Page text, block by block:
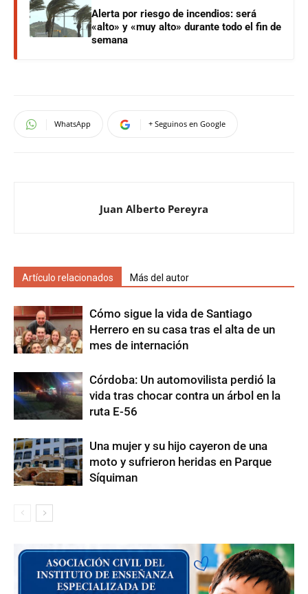
Alerta por riesgo de incendios: será
«alto» y «muy alto» durante todo el fin de
semana
WhatsApp + Seguinos en Google
Juan Alberto Pereyra
Artículo relacionados Más del autor
Cómo sigue la vida de Santiago
Herrero en su casa tras el alta de un
mes de internación
Córdoba: Un automovilista perdió la
vida tras chocar contra un árbol en la
ruta E-56
Una mujer y su hijo cayeron de una
moto y sufrieron heridas en Parque
Síquiman